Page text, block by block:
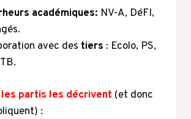
académiques: NV-A, DéFI,
avec des tiers : Ecolo, PS,
partis les décrivent (et donc
: